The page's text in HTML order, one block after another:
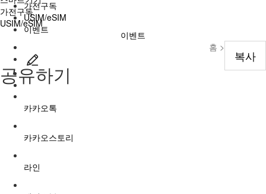
가전구독
USIM/eSIM
이벤트
가전구독
USIM/eSIM
이벤트
홈 >
공유하기
카카오톡
카카오스토리
라인
복사